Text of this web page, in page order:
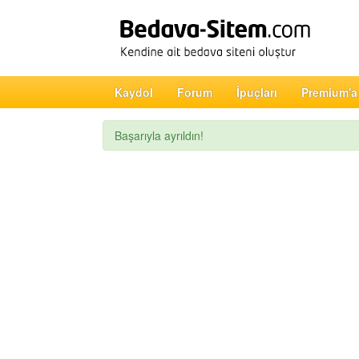
Kaydol Forum İpuçları
Başarıyla ayrıldın!